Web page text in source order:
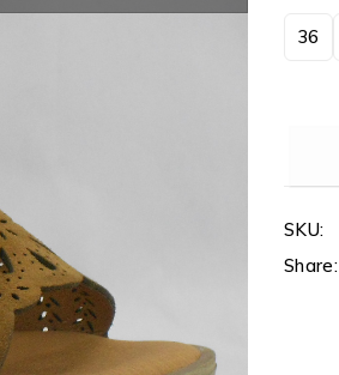
36
SKU:
Share: